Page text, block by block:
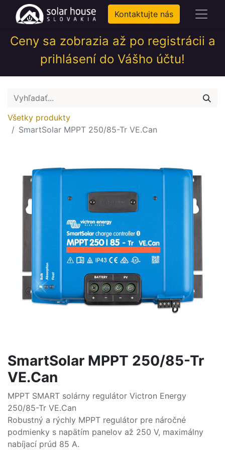
Kontaktujte nás
Ceny sa zobrazia až po registrácii a
prihlásení do Vášho účtu!
Všetky produkty
SmartSolar MPPT 250/85-Tr VE.Can
SmartSolar MPPT 250/85-Tr
VE.Can
MPPT SMART solárny regulátor Victron Energy
250/85-Tr VE.Can
Robustný a rýchly MPPT regulátor pre náročné
podmienky s napätím panelov až 250 V, maximálny
nabíjací prúd 85 A.